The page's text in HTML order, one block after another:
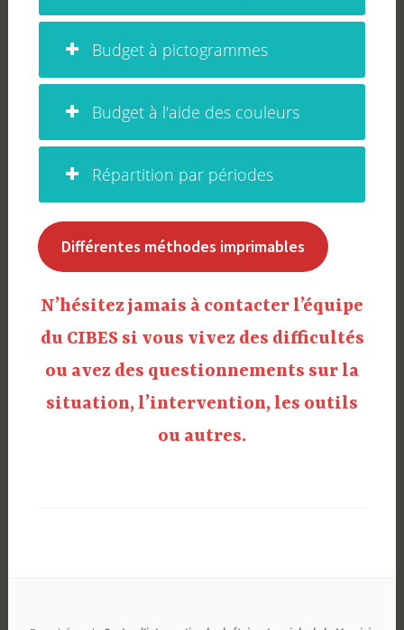
Budget à pictogrammes
Budget à l'aide des couleurs
Répartition par périodes
Différentes méthodes imprimables
N’hésitez jamais à contacter l’équipe
du CIBES si vous vivez des difficultés
ou avez des questionnements sur la
situation, l’intervention, les outils
ou autres.